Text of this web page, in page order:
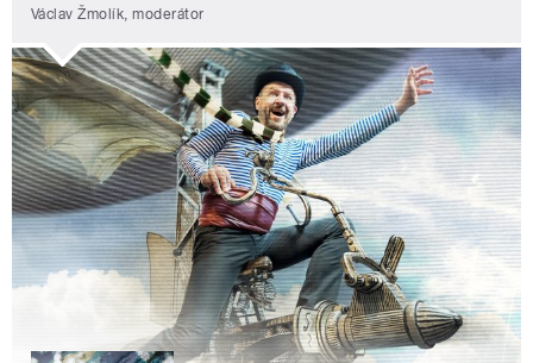
Václav Žmolík, moderátor